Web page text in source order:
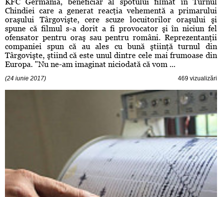
KFC Germania, beneficiar al spotului filmat în Turnul
Chindiei care a generat reacţia vehementă a primarului
oraşului Târgovişte, cere scuze locuitorilor oraşului şi
spune că filmul s-a dorit a fi provocator şi în niciun fel
ofensator pentru oraş sau pentru români. Reprezentanţii
companiei spun că au ales cu bună ştiinţă turnul din
Târgovişte, ştiind că este unul dintre cele mai frumoase din
Europa. "Nu ne-am imaginat niciodată că vom ...
(24 iunie 2017) 469 vizualizări